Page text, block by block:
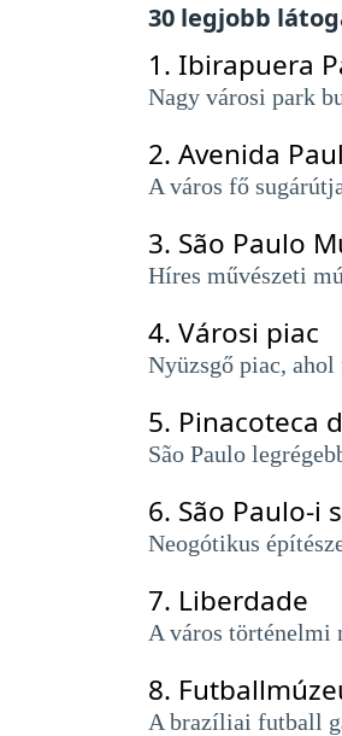
30 legjobb
1. Ibirapuera
Nagy városi park
2. Avenida
A város fő
3. São Paulo
Híres művészeti
4. Városi piac
Nyüzsgő piac,
5. Pinacoteca
São Paulo
6. São Paulo-i
Neogótikus
7. Liberdade
A város történelmi
8.
A brazíliai futball